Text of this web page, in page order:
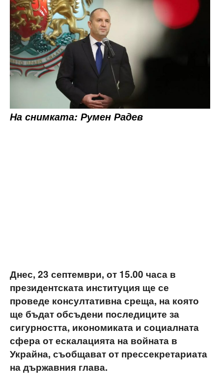
На снимката: Румен Радев
Днес, 23 септември, от 15.00 часа в
президентската институция ще се
проведе консултативна среща, на която
ще бъдат обсъдени последиците за
сигурността, икономиката и социалната
сфера от ескалацията на войната в
Украйна, съобщават от прессекретариата
на държавния глава.